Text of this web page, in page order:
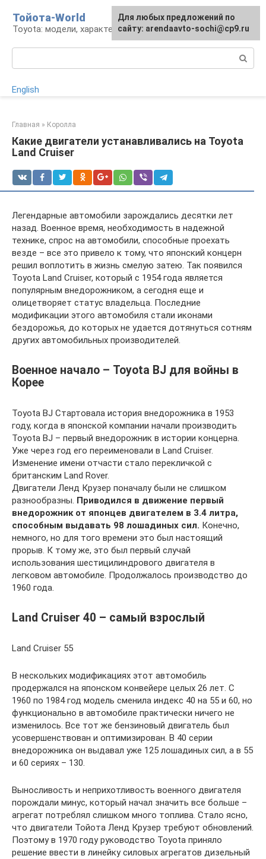
контенту
Тойота-World
Toyota: модели, характеристики, проблемы
English
Главная » Королла
Какие двигатели устанавливались на Toyota
Land Cruiser
Легендарные автомобили зарождались десятки лет
назад. Военное время, необходимость в надежной
технике, спрос на автомобили, способные проехать
везде – все это привело к тому, что японский концерн
решил воплотить в жизнь смелую затею. Так появился
Toyota Land Cruiser, который с 1954 года является
популярным внедорожником, а сегодня еще и
олицетворяет статус владельца. Последние
модификации этого автомобиля стали иконами
бездорожья, до которых не удается дотянуться сотням
других автомобильных производителей.
Военное начало – Toyota BJ для войны в
Корее
Toyota BJ Стартовала история внедорожника в 1953
году, когда в японской компании начали производить
Toyota BJ – первый внедорожник в истории концерна.
Уже через год его переименовали в Land Cruiser.
Изменение имени отчасти стало перекличкой с
британским Land Rover.
Двигатели Ленд Крузер поначалу были не слишком
разнообразны. Приводился в движение первый
внедорожник от японцев двигателем в 3.4 литра,
способным выдавать 98 лошадиных сил. Конечно,
немного, но для того времени это был настоящий
прорыв. К тому же, это был первый случай
использования шестицилиндрового двигателя в
легковом автомобиле. Продолжалось производство до
1960 года.
Land Cruiser 40 – самый взрослый
Land Cruiser 55
В нескольких модификациях этот автомобиль
продержался на японском конвейере целых 26 лет. С
1960 по 1984 год модель сменила индекс 40 на 55 и 60, но
функционально в автомобиле практически ничего не
изменилось. Все тот же бензиновый двигатель был
усовершенствован и оптимизирован. В 40 серии
внедорожника он выдавал уже 125 лошадиных сил, а в 55
и 60 сериях – 130.
Выносливость и неприхотливость военного двигателя
порождали минус, который начал значить все больше –
агрегат потреблял слишком много топлива. Стало ясно,
что двигатели Тойота Ленд Крузер требуют обновлений.
Поэтому в 1970 году руководство Toyota приняло
решение ввести в линейку силовых агрегатов дизельный
Для любых предложений по
сайту: arendaavto-sochi@cp9.ru